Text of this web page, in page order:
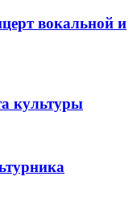
вокальной и
культуры